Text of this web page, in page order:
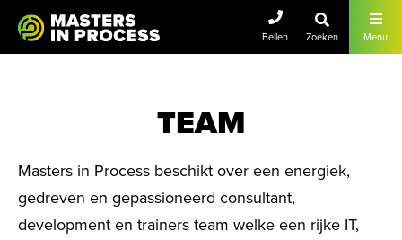
Masters In Lean
Bellen Zoeken Menu
TEAM
Masters in Process beschikt over een energiek,
gedreven en gepassioneerd consultant,
development en trainers team welke een rijke IT,